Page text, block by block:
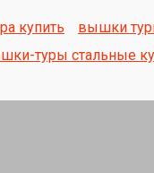
купить
вышки
туры стальные